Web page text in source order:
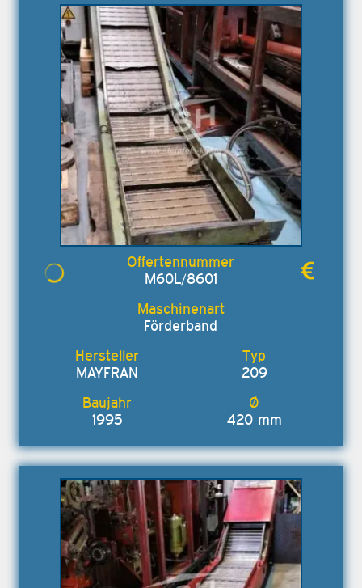
M60L/8601
Förderband
MAYFRAN 209
1995 420 mm